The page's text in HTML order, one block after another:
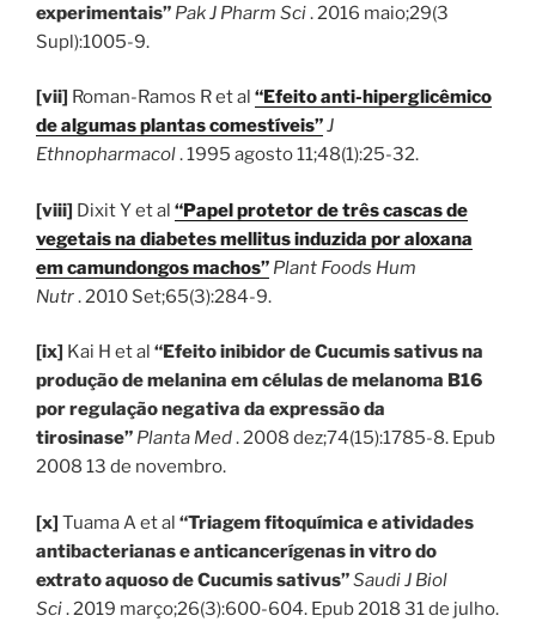
experimentais” Pak J Pharm Sci. 2016 maio;29(3
Supl):1005-9.
[vii] Roman-Ramos R et al “Efeito anti-hiperglicêmico
de algumas plantas comestíveis”J
Ethnopharmacol. 1995 agosto 11;48(1):25-32.
[viii] Dixit Y et al “Papel protetor de três cascas de
vegetais na diabetes mellitus induzida por aloxana
em camundongos machos” Plant Foods Hum
Nutr. 2010 Set;65(3):284-9.
[ix] Kai H et al “Efeito inibidor de Cucumis sativus na
produção de melanina em células de melanoma B16
por regulação negativa da expressão da
tirosinase” Planta Med. 2008 dez;74(15):1785-8. Epub
2008 13 de novembro.
[x] Tuama A et al “Triagem fitoquímica e atividades
antibacterianas e anticancerígenas in vitro do
extrato aquoso de Cucumis sativus”Saudi J Biol
Sci. 2019 março;26(3):600-604. Epub 2018 31 de julho.